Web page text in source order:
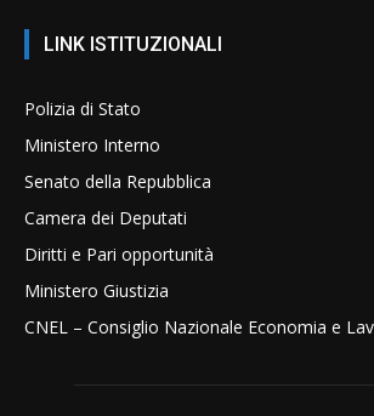
LINK ISTITUZIONALI
Polizia di Stato
Ministero Interno
Senato della Repubblica
Camera dei Deputati
Diritti e Pari opportunità
Ministero Giustizia
CNEL – Consiglio Nazionale Economia e